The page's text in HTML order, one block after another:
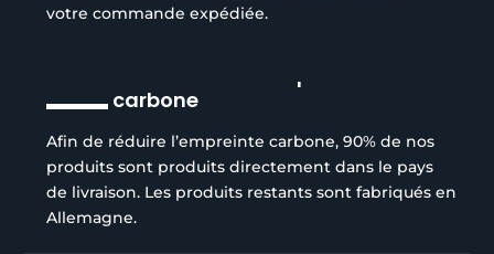
votre commande expédiée.
Réduction de l’empreinte
carbone
Afin de réduire l’empreinte carbone, 90% de nos
produits sont produits directement dans le pays
de livraison. Les produits restants sont fabriqués en
Allemagne.